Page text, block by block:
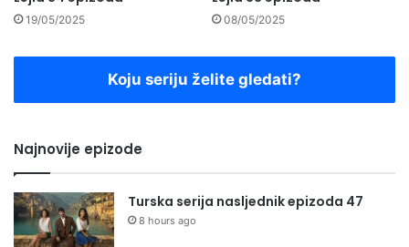
19/05/2025 08/05/2025
Koju seriju želite gledati?
Najnovije epizode
Turska serija nasljednik epizoda 47
8 hours ago